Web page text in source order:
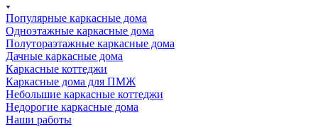
Популярные каркасные дома
Одноэтажные каркасные дома
Полутораэтажные каркасные дома
Дачные каркасные дома
Каркасные коттеджи
Каркасные дома для ПМЖ
Небольшие каркасные коттеджи
Недорогие каркасные дома
Наши работы